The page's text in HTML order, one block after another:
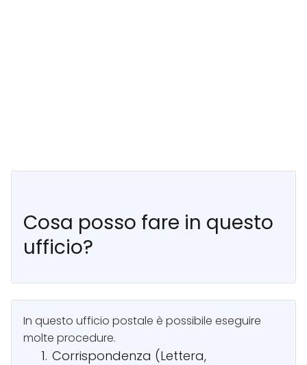
Cosa posso fare in questo
ufficio?
In questo ufficio postale è possibile eseguire
molte procedure.
Corrispondenza (Lettera,